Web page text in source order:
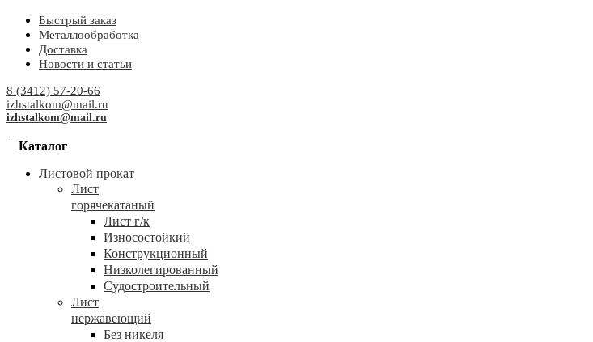
Быстрый заказ
Металлообработка
Доставка
Новости и статьи
8 (3412) 57-20-66
izhstalkom@mail.ru
izhstalkom@mail.ru
Каталог
Листовой прокат
Лист
горячекатаный
Лист г/к
Износостойкий
Конструкционный
Низколегированный
Судостроительный
Лист
нержавеющий
Без никеля